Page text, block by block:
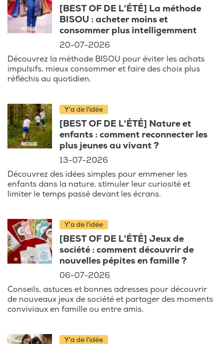
[BEST OF DE L'ÉTÉ] La méthode
BISOU : acheter moins et
consommer plus intelligemment
20-07-2026
Découvrez la méthode BISOU pour éviter les achats
impulsifs, mieux consommer et faire des choix plus
réfléchis au quotidien.
Y'a de l'idée
[BEST OF DE L'ÉTÉ] Nature et
enfants : comment reconnecter les
plus jeunes au vivant ?
13-07-2026
Découvrez des idées simples pour emmener les
enfants dans la nature, stimuler leur curiosité et
limiter le temps passé devant les écrans.
Y'a de l'idée
[BEST OF DE L'ÉTÉ] Jeux de
société : comment découvrir de
nouvelles pépites en famille ?
06-07-2026
Conseils, astuces et bonnes adresses pour découvrir
de nouveaux jeux de société et partager des moments
conviviaux en famille ou entre amis.
Y'a de l'idée